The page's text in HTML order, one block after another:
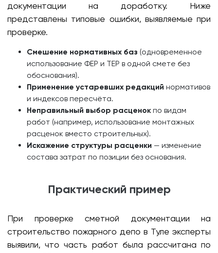
документации на доработку. Ниже
представлены типовые ошибки, выявляемые при
проверке.
Смешение нормативных баз (одновременное
использование ФЕР и ТЕР в одной смете без
обоснования).
Применение устаревших редакций нормативов
и индексов пересчёта.
Неправильный выбор расценок по видам
работ (например, использование монтажных
расценок вместо строительных).
Искажение структуры расценки — изменение
состава затрат по позиции без основания.
Практический пример
При проверке сметной документации на
строительство пожарного депо в Туле эксперты
выявили, что часть работ была рассчитана по